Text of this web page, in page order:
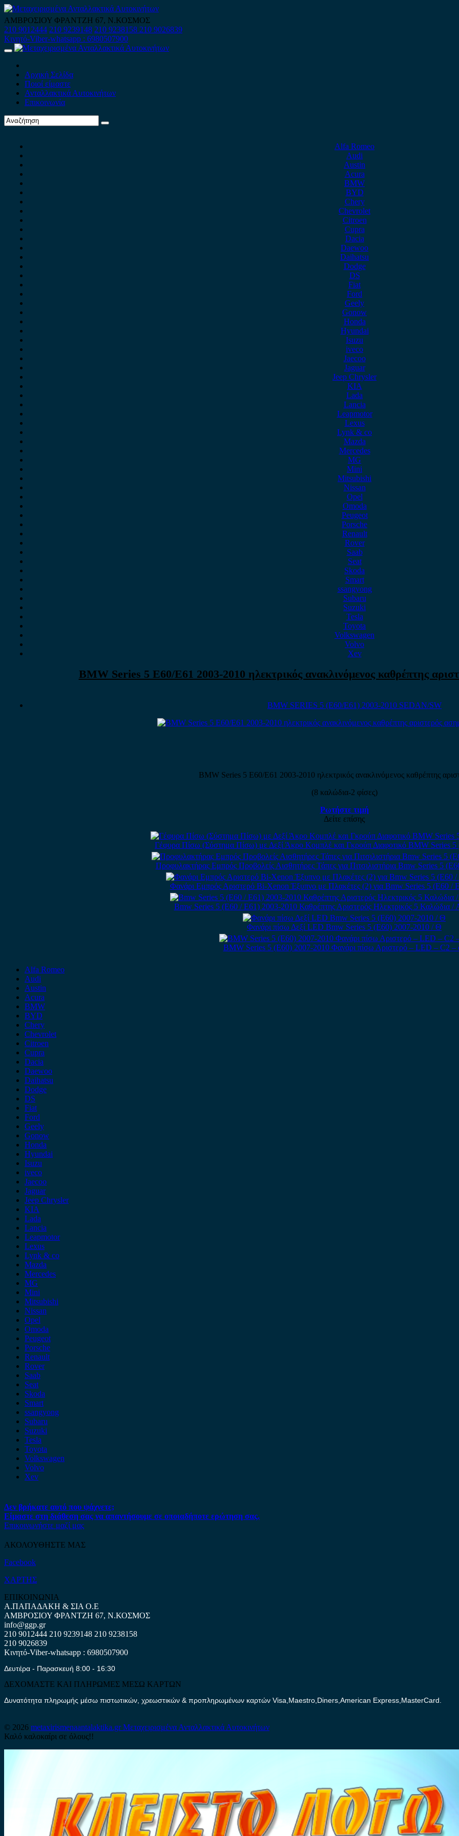
Skip
to
content
ΑΜΒΡΟΣΙΟΥ ΦΡΑΝΤΖΗ 67, Ν.ΚΟΣΜΟΣ
210 9012444 210 9239148 210 9238158 210 9026839
Κινητό-Viber-whatsapp : 6980507900
Primary
Αρχική Σελίδα
Ποιοί είμαστε
Ανταλλακτικά Αυτοκινήτων
Επικοινωνία
Alfa Romeo
Audi
Austin
Acura
BMW
BYD
Chery
Chevrolet
Citroen
Cupra
Dacia
Daewoo
Daihatsu
Dodge
DS
Fiat
Ford
Geely
Gonow
Honda
Hyundai
Isuzu
iveco
Jaecoo
Jaguar
Jeep Chrysler
KIA
Lada
Lancia
Leapmotor
Lexus
Lynk & co
Mazda
Mercedes
MG
Mini
Mitsubishi
Nissan
Opel
Omoda
Peugeot
Porsche
Renault
Rover
Saab
Seat
Skoda
Smart
ssangyong
Subaru
Suzuki
Tesla
Toyota
Volkswagen
Volvo
Xev
BMW Series 5 E60/E61 2003-2010 ηλεκτρικός ανακλινόμενος καθρέπτης
BMW SERIES 5 (E60/E61) 2003-2010 SEDAN/SW
BMW Series 5 E60/E61 2003-2010 ηλεκτρικός ανακλινόμενος καθρέπτης
(8 καλώδια-2 φίσες)
Ρωτήστε τιμή
Δείτε επίσης
Γέφυρα Πίσω (Σύστημα Πίσω) με Δεξί Άκρο Κομπλέ και Γκρούπ Διαφοτικό BMW Series
Προφυλακτήρας Εμπρός Προβολείς Αισθητήρες Τάπες για Πιτσιλιστήρια Bmw Series 5
Φανάρι Εμπρός Αριστερό Bi-Xenon Έξυπνο με Πλακέτες (2) για Bmw Series 5 (E60 /
Bmw Series 5 (E60 / E61) 2003-2010 Καθρέπτης Αριστερός Ηλεκτρικός 5 Καλώδια /
Φανάρι πίσω Δεξί LED Bmw Series 5 (E60) 2007-2010 / Θ
BMW Series 5 (E60) 2007-2010 Φανάρι πίσω Αριστερό – LED – C2 –
Alfa Romeo
Audi
Austin
Acura
BMW
BYD
Chery
Chevrolet
Citroen
Cupra
Dacia
Daewoo
Daihatsu
Dodge
DS
Fiat
Ford
Geely
Gonow
Honda
Hyundai
Isuzu
iveco
Jaecoo
Jaguar
Jeep Chrysler
KIA
Lada
Lancia
Leapmotor
Lexus
Lynk & co
Mazda
Mercedes
MG
Mini
Mitsubishi
Nissan
Opel
Omoda
Peugeot
Porsche
Renault
Rover
Saab
Seat
Skoda
Smart
ssangyong
Subaru
Suzuki
Tesla
Toyota
Volkswagen
Volvo
Xev
Δεν βρήκατε αυτό που ψάχνετε;
Είμαστε στη διάθεση σας να απαντήσουμε σε οποιαδήποτε ερώτηση σας.
Επικοινωνήστε μαζί μας
ΑΚΟΛΟΥΘΗΣΤΕ ΜΑΣ
Facebook
ΧΑΡΤΗΣ
ΕΠΙΚΟΙΝΩΝΙΑ
Α.ΠΑΠΑΔΑΚΗ & ΣΙΑ Ο.Ε
ΑΜΒΡΟΣΙΟΥ ΦΡΑΝΤΖΗ 67, Ν.ΚΟΣΜΟΣ
info@ggp.gr
210 9012444 210 9239148 210 9238158
210 9026839
Κινητό-Viber-whatsapp : 6980507900
Δευτέρα - Παρασκευή 8:00 - 16:30
ΔΕΧΟΜΑΣΤΕ ΚΑΙ ΠΛΗΡΩΜΕΣ ΜΕΣΩ ΚΑΡΤΩΝ
Δυνατότητα πληρωμής μέσω πιστωτικών, χρεωστικών & προπληρωμένων καρτών Visa,Maestro,Diners,American Express,MasterCard.
© 2026 metaxirismenaantalaktika.grΜεταχειρισμένα Ανταλλακτικά Αυτοκινήτων
Καλό καλοκαίρι σε όλους!!